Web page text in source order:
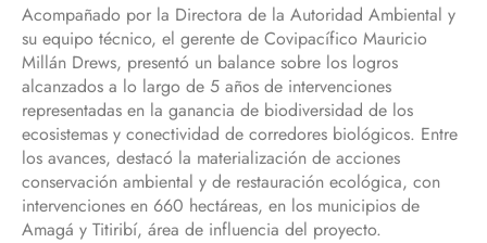
Acompañado por la Directora de la Autoridad Ambiental y
su equipo técnico, el gerente de Covipacífico Mauricio
Millán Drews, presentó un balance sobre los logros
alcanzados a lo largo de 5 años de intervenciones
representadas en la ganancia de biodiversidad de los
ecosistemas y conectividad de corredores biológicos. Entre
los avances, destacó la materialización de acciones
conservación ambiental y de restauración ecológica, con
intervenciones en 660 hectáreas, en los municipios de
Amagá y Titiribí, área de influencia del proyecto.